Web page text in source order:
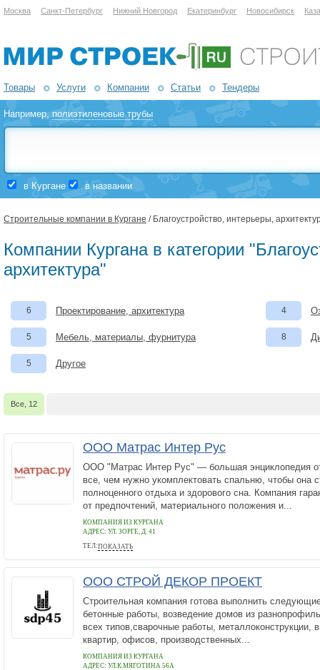
Москва Санкт-Петербург Нижний Новгород Екатеринбург Новосибирск
Товары Услуги Компании Статьи Тендеры
Например,полиэтиленовые трубы
в Кургане в названии
Строительные компании в Кургане / Благоустройство, интерьеры,
Компании Кургана в категории
архитектура"
6 Проектирование, архитектура 4
5 Мебель, материалы, фурнитура 8
5 Другое
Все, 12
ООО Матрас Интер Рус
ООО "Матрас Интер Рус" — большая энциклопедия
все, чем нужно укомплектовать спальню, чтобы она
полноценного отдыха и здорового сна. Компания
от предпочтений, материального положения и...
КОМПАНИЯ ИЗ КУРГАНА
АДРЕС: УЛ. ЗОРГЕ, Д. 41
ТЕЛ:ПОКАЗАТЬ
+7 (3522) 22-71-54
ООО СТРОЙ ДЕКОР ПРОЕКТ
Строительная компания готова выполнить
бетонные работы, возведение домов из
всех типов,сварочные работы, металлоконструкции,
квартир, офисов, производственных...
КОМПАНИЯ ИЗ КУРГАНА
АДРЕС: УЛ.К.МЯГОТИНА 56А